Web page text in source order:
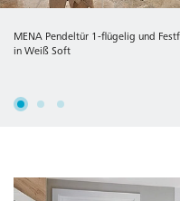
MENA Pendeltür 1-flügelig und
in Weiß Soft